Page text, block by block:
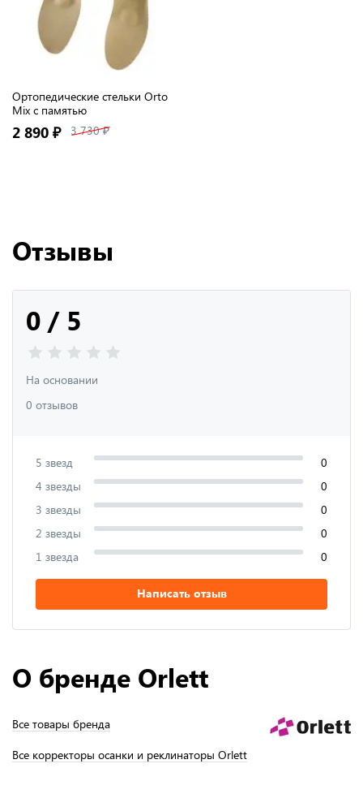
Ортопедические стельки Orto
Mix с памятью
2 890 ₽ 3 730 ₽
Отзывы
0 / 5
На основании
0 отзывов
5 звезд
0
4 звезды
0
3 звезды
0
2 звезды
0
1 звезда
0
Написать отзыв
О бренде Orlett
Все товары бренда
Все корректоры осанки и реклинаторы Orlett